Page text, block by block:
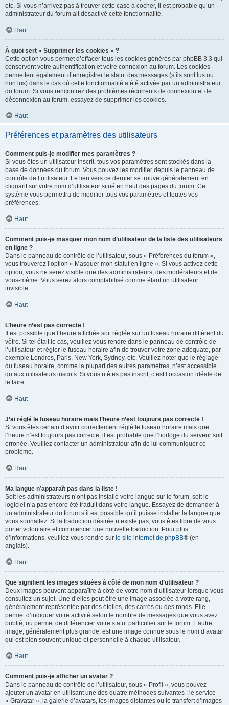
etc. Si vous n’arrivez pas à trouver cette case à cocher, il est probable qu’un
administrateur du forum ait désactivé cette fonctionnalité.
Haut
À quoi sert « Supprimer les cookies » ?
Cette option vous permet d’effacer tous les cookies générés par phpBB 3.3 qui
conservent votre authentification et votre connexion au forum. Les cookies
permettent également d’enregistrer le statut des messages (s’ils sont lus ou
non lus) dans le cas où cette fonctionnalité a été activée par un administrateur
du forum. Si vous rencontrez des problèmes récurrents de connexion et de
déconnexion au forum, essayez de supprimer les cookies.
Haut
Préférences et paramètres des utilisateurs
Comment puis-je modifier mes paramètres ?
Si vous êtes un utilisateur inscrit, tous vos paramètres sont stockés dans la
base de données du forum. Vous pouvez les modifier depuis le panneau de
contrôle de l’utilisateur. Le lien vers ce dernier se trouve généralement en
cliquant sur votre nom d’utilisateur situé en haut des pages du forum. Ce
système vous permettra de modifier tous vos paramètres et toutes vos
préférences.
Haut
Comment puis-je masquer mon nom d’utilisateur de la liste des utilisateurs
en ligne ?
Dans le panneau de contrôle de l’utilisateur, sous « Préférences du forum »,
vous trouverez l’option « Masquer mon statut en ligne ». Si vous activez cette
option, vous ne serez visible que des administrateurs, des modérateurs et de
vous-même. Vous serez alors comptabilisé comme étant un utilisateur
invisible.
Haut
L’heure n’est pas correcte !
Il est possible que l’heure affichée soit réglée sur un fuseau horaire différent du
vôtre. Si tel était le cas, veuillez vous rendre dans le panneau de contrôle de
l’utilisateur et régler le fuseau horaire afin de trouver votre zone adéquate, par
exemple Londres, Paris, New York, Sydney, etc. Veuillez noter que le réglage
du fuseau horaire, comme la plupart des autres paramètres, n’est accessible
qu’aux utilisateurs inscrits. Si vous n’êtes pas inscrit, c’est l’occasion idéale de
le faire.
Haut
J’ai réglé le fuseau horaire mais l’heure n’est toujours pas correcte !
Si vous êtes certain d’avoir correctement réglé le fuseau horaire mais que
l’heure n’est toujours pas correcte, il est probable que l’horloge du serveur soit
erronée. Veuillez contacter un administrateur afin de lui communiquer ce
problème.
Haut
Ma langue n’apparaît pas dans la liste !
Soit les administrateurs n’ont pas installé votre langue sur le forum, soit le
logiciel n’a pas encore été traduit dans votre langue. Essayez de demander à
un administrateur du forum s’il est possible qu’il puisse installer la langue que
vous souhaitez. Si la traduction désirée n’existe pas, vous êtes libre de vous
porter volontaire et commencer une nouvelle traduction. Pour plus
d’informations, veuillez vous rendre sur le site internet de phpBB® (en
anglais).
Haut
Que signifient les images situées à côté de mon nom d’utilisateur ?
Deux images peuvent apparaître à côté de votre nom d’utilisateur lorsque vous
consultez un sujet. Une d’elles peut être une image associée à votre rang,
généralement représentée par des étoiles, des carrés ou des ronds. Elle
permet d’indiquer votre activité selon le nombre de messages que vous avez
publié, ou permet de différencier votre statut particulier sur le forum. L’autre
image, généralement plus grande, est une image connue sous le nom d’avatar
qui est bien souvent unique et personnelle à chaque utilisateur.
Haut
Comment puis-je afficher un avatar ?
Dans le panneau de contrôle de l’utilisateur, sous « Profil », vous pouvez
ajouter un avatar en utilisant une des quatre méthodes suivantes : le service
« Gravatar », la galerie d’avatars, les images distantes ou le transfert d’images